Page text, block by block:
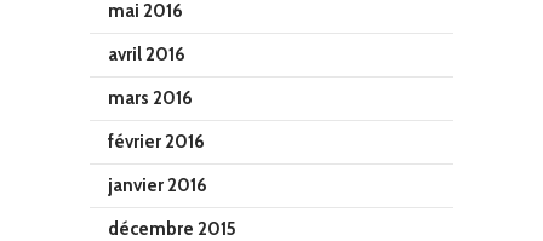
mai 2016
avril 2016
mars 2016
février 2016
janvier 2016
décembre 2015